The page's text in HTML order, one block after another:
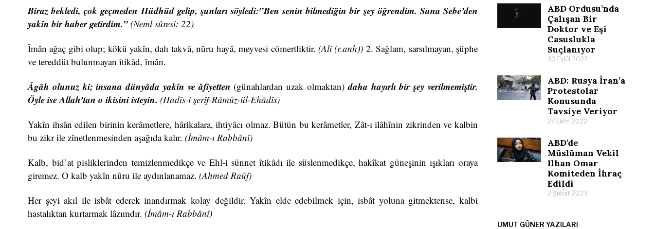
Biraz bekledi, çok geçmeden Hüdhüd gelip, şunları söyledi:”Ben senin bilmediğin bir şey öğrendim. Sana Sebe’den
yakîn bir haber getirdim.” (Neml sûresi: 22)
Îmân ağaç gibi olup; kökü yakîn, dalı takvâ, nûru hayâ, meyvesi cömertliktir. (Ali (r.anh)) 2. Sağlam, sarsılmayan, şüphe
ve tereddüt bulunmayan îtikâd, îmân.
Âgâh olunuz ki; insana dünyâda yakîn ve âfiyetten (günahlardan uzak olmaktan) daha hayırlı bir şey verilmemiştir.
Öyle ise Allah’tan o ikisini isteyin. (Hadîs-i şerîf-Râmûz-ül-Ehâdîs)
Yakîn ihsân edilen birinin kerâmetlere, hârikalara, ihtiyâcı olmaz. Bütün bu kerâmetler, Zât-ı ilâhînin zikrinden ve kalbin
bu zikr ile zînetlenmesinden aşağıda kalır. (İmâm-ı Rabbânî)
Kalb, bid’at pisliklerinden temizlenmedikçe ve Ehl-i sünnet îtikâdı ile süslenmedikçe, hakîkat güneşinin ışıkları oraya
giremez. O kalb yakîn nûru ile aydınlanamaz. (Ahmed Raûf)
Her şeyi akıl ile isbât ederek inandırmak kolay değildir. Yakîn elde edebilmek için, isbât yoluna gitmektense, kalbi
hastalıktan kurtarmak lâzımdır. (İmâm-ı Rabbânî)
ABD Ordusu’nda
Çalışan Bir
Doktor ve Eşi
Casuslukla
Suçlanıyor
30 Eylül 2022
ABD: Rusya İran’a
Protestolar
Konusunda
Tavsiye Veriyor
27 Ekim 2022
ABD’de
Müslüman Vekil
Ilhan Omar
Komiteden İhraç
Edildi
2 Şubat 2023
UMUT GÜNER YAZILARI